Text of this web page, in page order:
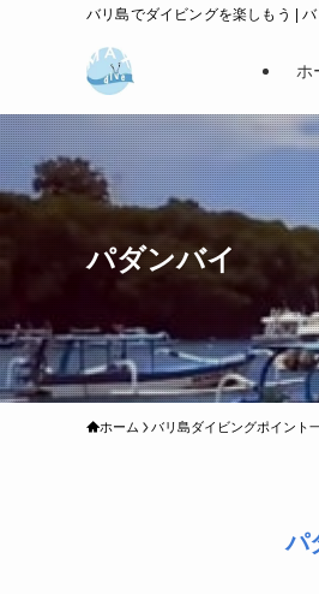
バリ島でダイビングを楽しもう |
ホ
パダンバイ
ホーム バリ島ダイビングポイント
パ